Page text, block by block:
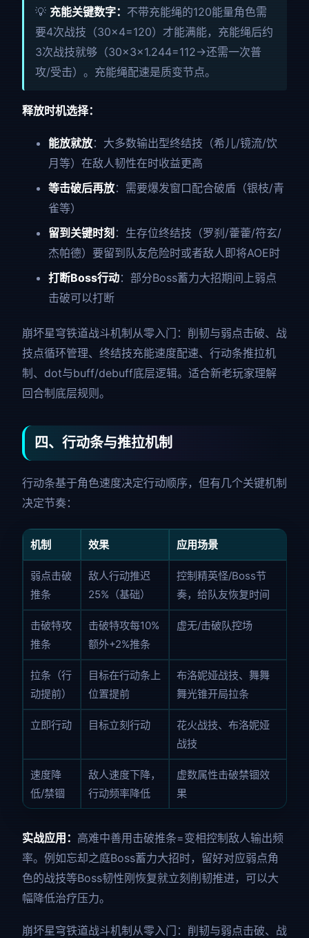
💡 充能关键数字： 不带充能绳的120能量角色需
要4次战技（30×4=120）才能满能，充能绳后约
3次战技就够（30×3×1.244=112→还需一次普
攻/受击）。充能绳配速是质变节点。
释放时机选择：
能放就放：大多数输出型终结技（希儿/镜流/饮
月等）在敌人韧性在时收益更高
等击破后再放：需要爆发窗口配合破盾（银枝/青
雀等）
留到关键时刻 ：生存位终结技（罗刹/藿藿/符玄/
杰帕德）要留到队友危险时或者敌人即将AOE时
打断Boss行动：部分Boss蓄力大招期间上弱点
击破可以打断
崩坏星穹铁道战斗机制从零入门：削韧与弱点击破、战
技点循环管理、终结技充能速度配速、行动条推拉机
制、dot与buff/debuff底层逻辑。适合新老玩家理解
回合制底层规则。
四、行动条与推拉机制
行动条基于角色速度决定行动顺序，但有几个关键机制
决定节奏：
机制 效果 应用场景
弱点击破
推条
敌人行动推迟
25%（基础）
控制精英怪/Boss节
奏，给队友恢复时间
击破特攻
推条
击破特攻每10%
额外+2%推条
虚无/击破队控场
拉条（行
动提前）
目标在行动条上
位置提前
布洛妮娅战技、舞舞
舞光锥开局拉条
立即行动 目标立刻行动
花火战技、布洛妮娅
战技
速度降
低/禁锢
敌人速度下降，
行动频率降低
虚数属性击破禁锢效
果
实战应用： 高难中善用击破推条=变相控制敌人输出频
率。例如忘却之庭Boss蓄力大招时，留好对应弱点角
色的战技等Boss韧性刚恢复就立刻削韧推进，可以大
幅降低治疗压力。
崩坏星穹铁道战斗机制从零入门：削韧与弱点击破、战